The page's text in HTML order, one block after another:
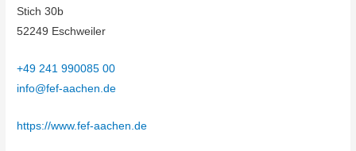
Stich 30b
52249 Eschweiler
+49 241 990085 00
info@fef-aachen.de
https://www.fef-aachen.de